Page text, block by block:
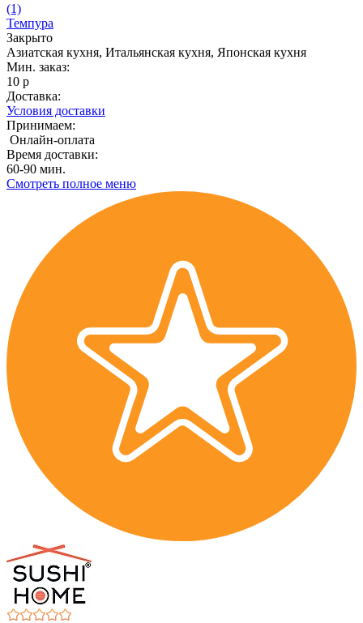
(1)
Темпура
Закрыто
Азиатская кухня, Итальянская кухня, Японская кухня
Мин. заказ:
10 р
Доставка:
Условия доставки
Принимаем:
Онлайн-оплата
Время доставки:
60-90 мин.
Смотреть полное меню